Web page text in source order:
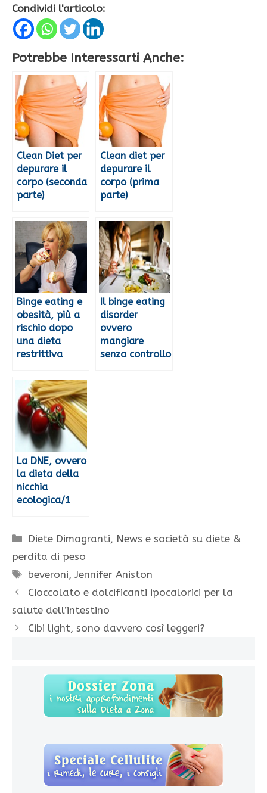
Condividi l'articolo:
Potrebbe Interessarti Anche:
Clean Diet per
depurare il
corpo (seconda
parte)
Clean diet per
depurare il
corpo (prima
parte)
Binge eating e
obesità, più a
rischio dopo
una dieta
restrittiva
Il binge eating
disorder
ovvero
mangiare
senza controllo
La DNE, ovvero
la dieta della
nicchia
ecologica/1
Categorie
Diete Dimagranti, News e società su diete &
perdita di peso
Tag
beveroni,Jennifer Aniston
Cioccolato e dolcificanti ipocalorici per la
salute dell’intestino
Cibi light, sono davvero così leggeri?